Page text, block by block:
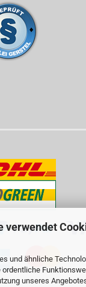
verwendet
und ähnliche
ordentliche
unseres